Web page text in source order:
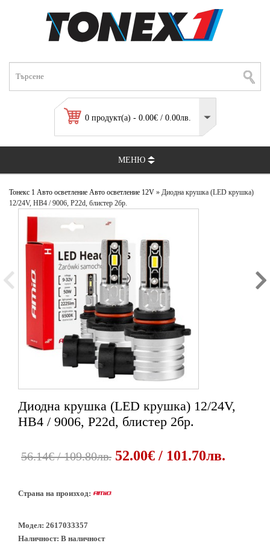
0 продукт(а) - 0.00€ / 0.00лв.
МЕНЮ
Тонекс 1 Авто осветление Авто осветление 12V » Диодна крушка (LED крушка)
12/24V, HB4 / 9006, P22d, блистер 2бр.
Диодна крушка (LED крушка) 12/24V,
HB4 / 9006, P22d, блистер 2бр.
56.14€ / 109.80лв. 52.00€ / 101.70лв.
Страна на произход:
Модел: 2617033357
Наличност: В наличност